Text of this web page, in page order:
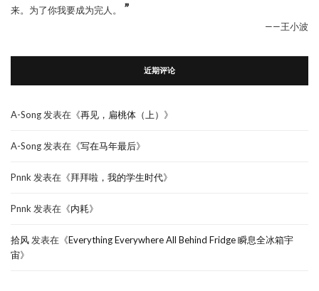
来。为了你我要成为完人。
”
——王小波
近期评论
A-Song 发表在《再见，扁桃体（上） 》
A-Song 发表在《写在马年最后》
Pnnk 发表在《拜拜啦，我的学生时代》
Pnnk 发表在《内耗》
拾风 发表在《Everything Everywhere All Behind Fridge 瞬息全冰箱宇
宙》